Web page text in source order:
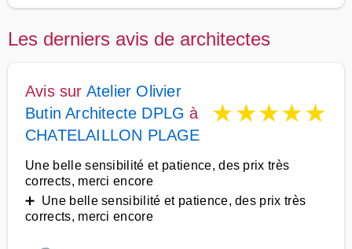
Les derniers avis de architectes
Avis sur Atelier Olivier
Butin Architecte DPLG à
CHATELAILLON PLAGE
★★★★★
Une belle sensibilité et patience, des prix très
corrects, merci encore
➕ Une belle sensibilité et patience, des prix très
corrects, merci encore